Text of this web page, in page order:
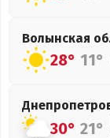
Волынская
28° 11°
30° 21°